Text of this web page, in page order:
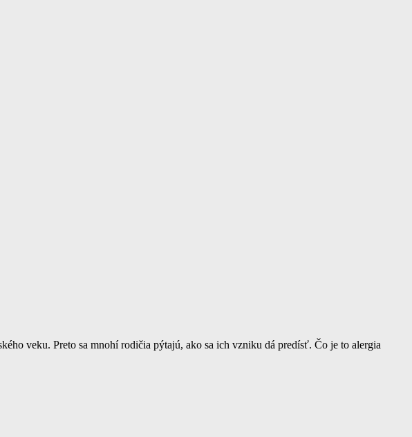
veku. Preto sa mnohí rodičia pýtajú, ako sa ich vzniku dá predísť. Čo je to alergia